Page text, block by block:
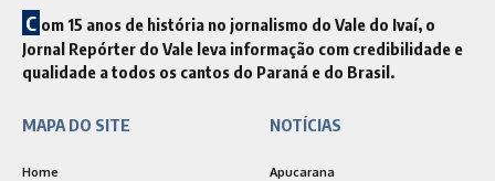
C om 15 anos de história no jornalismo do Vale do Ivaí, o
Jornal Repórter do Vale leva informação com credibilidade e
qualidade a todos os cantos do Paraná e do Brasil.
MAPA DO SITE
Home
NOTÍCIAS
Apucarana